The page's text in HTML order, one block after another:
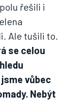
řešili i
Ale tušili to.
se celou
vůbec
Nebýt